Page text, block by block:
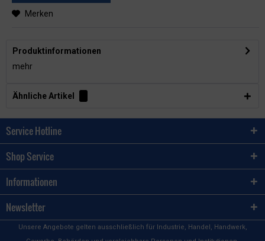
Merken
Produktinformationen
mehr
Ähnliche Artikel
Service Hotline
Shop Service
Informationen
Newsletter
Unsere Angebote gelten ausschließlich für Industrie, Handel, Handwerk,